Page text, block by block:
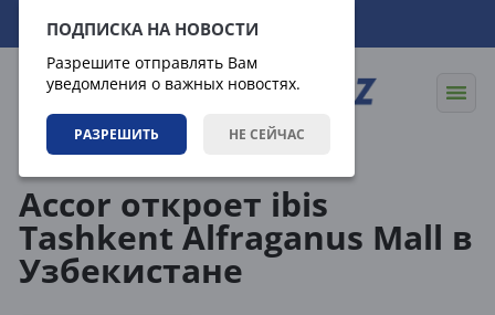
ПОДПИСКА НА НОВОСТИ
Разрешите отправлять Вам
уведомления о важных новостях.
РАЗРЕШИТЬ НЕ СЕЙЧАС
06.08.2026 07:24:11
Accor откроет ibis
Tashkent Alfraganus Mall в
Узбекистане